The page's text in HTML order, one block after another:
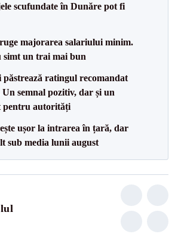
scufundate în Dunăre pot fi
majorarea salariului minim.
simt un trai mai bun
păstrează ratingul recomandat
semnal pozitiv, dar și un
pentru autorități
ușor la intrarea în țară, dar
sub media lunii august